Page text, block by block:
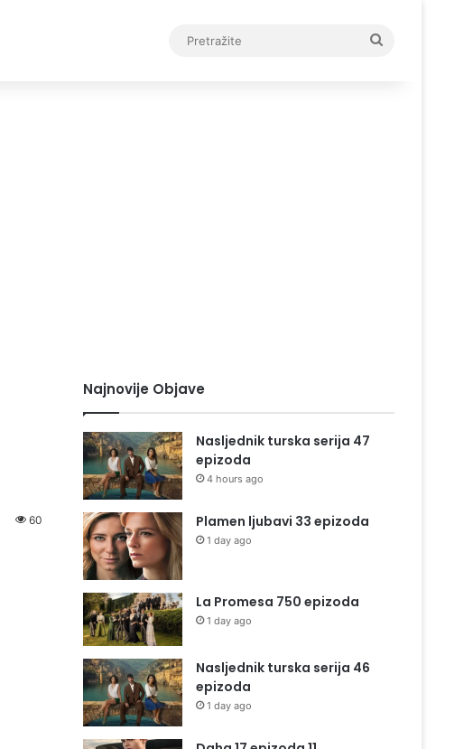
60
Najnovije Objave
Nasljednik turska serija 47
epizoda
4 hours ago
Plamen ljubavi 33 epizoda
1 day ago
La Promesa 750 epizoda
1 day ago
Nasljednik turska serija 46
epizoda
1 day ago